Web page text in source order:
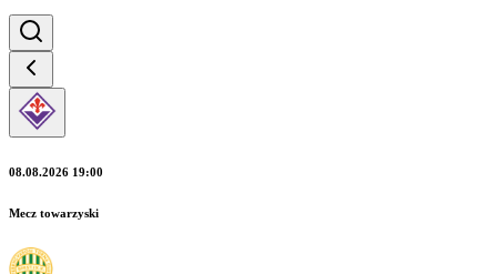
08.08.2026 19:00
Mecz towarzyski